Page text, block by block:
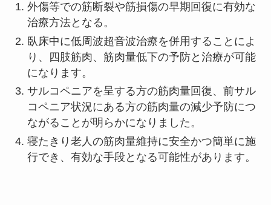
外傷等での筋断裂や筋損傷の早期回復に有効な
治療方法となる。
臥床中に低周波超音波治療を併用することによ
り、四肢筋肉、筋肉量低下の予防と治療が可能
になります。
サルコペニアを呈する方の筋肉量回復、前サル
コペニア状況にある方の筋肉量の減少予防につ
ながることが明らかになりました。
寝たきり老人の筋肉量維持に安全かつ簡単に施
行でき、有効な手段となる可能性があります。